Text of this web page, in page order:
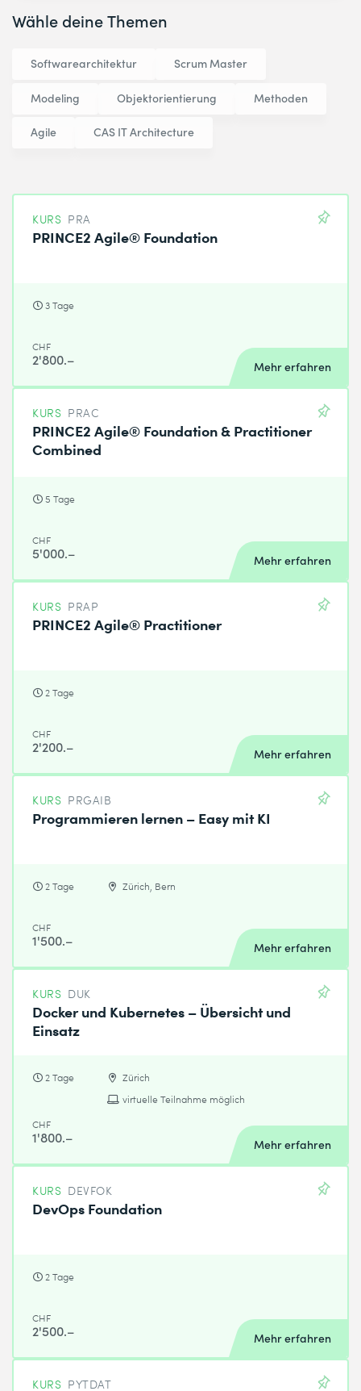
Wähle deine Themen
Softwarearchitektur Scrum Master
Modeling Objektorientierung Methoden
Agile CAS IT Architecture
KURS PRA
PRINCE2 Agile® Foundation
3 Tage
CHF
2'800.– Mehr erfahren
KURS PRAC
PRINCE2 Agile® Foundation & Practitioner
Combined
5 Tage
CHF
5'000.– Mehr erfahren
KURS PRAP
PRINCE2 Agile® Practitioner
2 Tage
CHF
2'200.– Mehr erfahren
KURS PRGAIB
Programmieren lernen – Easy mit KI
2 Tage Zürich, Bern
CHF
1'500.– Mehr erfahren
KURS DUK
Docker und Kubernetes – Übersicht und
Einsatz
2 Tage
Zürich
virtuelle Teilnahme möglich
CHF
1'800.– Mehr erfahren
KURS DEVFOK
DevOps Foundation
2 Tage
CHF
2'500.– Mehr erfahren
KURS PYTDAT